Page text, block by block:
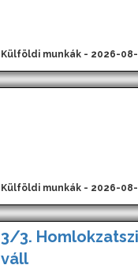
Külföldi munkák - 2026-
Külföldi munkák - 2026-
3/3.
váll